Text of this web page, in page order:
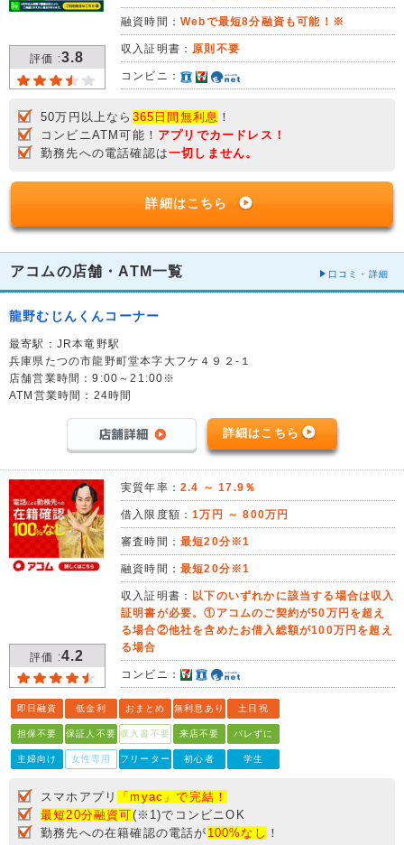
評価 :3.8
融資時間： Webで最短8分融資も可能！※
収入証明書： 原則不要
コンビニ：
50万円以上なら 365日間無利息 ！
コンビニATM可能！ アプリでカードレス！
勤務先への電話確認は一切しません。
詳細はこちら
アコムの店舗・ATM一覧 口コミ・詳細
龍野むじんくんコーナー
最寄駅：JR本竜野駅
兵庫県たつの市龍野町堂本字大フケ４９２-１
店舗営業時間：9:00～21:00※
ATM営業時間：24時間
詳細はこちら
評価 :4.2
実質年率： 2.4 ～ 17.9％
借入限度額：1万円 ～ 800万円
審査時間： 最短20分※1
融資時間： 最短20分※1
収入証明書： 以下のいずれかに該当する場合は収入
証明書が必要。①アコムのご契約が50万円を超え
る場合②他社を含めたお借入総額が100万円を超え
る場合
コンビニ：
即日融資 低金利 おまとめ 無利息あり 土日祝
担保不要 保証人不要 収入書不要 来店不要 バレずに
主婦向け 女性専用 フリーター 初心者 学生
スマホアプリ
「myac」で完結！
最短20分融資可(※1)でコンビニOK
勤務先への在籍確認の電話が 100%なし ！